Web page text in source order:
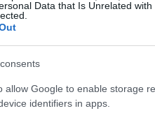
Data that Is Unrelated
allow Google to enable storage
identifiers in apps.
και του EIF και
στόχευση ήταν σε
μέσα σε